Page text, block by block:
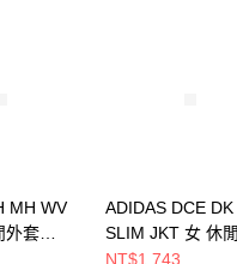
MH WV
外套
ADIDAS DCE DK
SLIM JKT 女 休
KX8909
NT$1,743